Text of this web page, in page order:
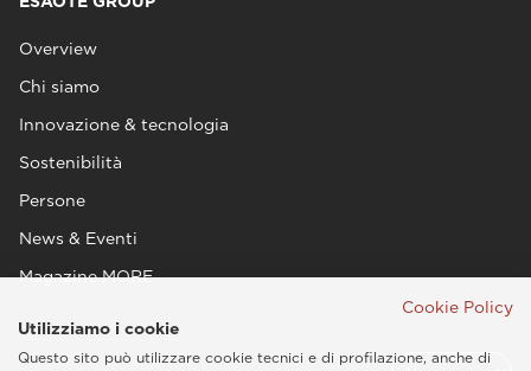
Overview
Chi siamo
Innovazione & tecnologia
Sostenibilità
Persone
News & Eventi
Magazine MORE
Cookie Policy
Utilizziamo i cookie
Questo sito può utilizzare cookie tecnici e di profilazione, anche di